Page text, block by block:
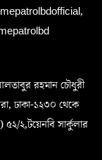
আলতাবুর রহমান চৌধুরী
ঢাকা-১২৩০ থেকে
৫২/২,টয়েনবি সার্কুলার